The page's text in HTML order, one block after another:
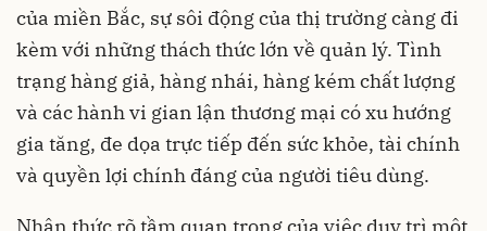
của miền Bắc, sự sôi động của thị trường càng đi
kèm với những thách thức lớn về quản lý. Tình
trạng hàng giả, hàng nhái, hàng kém chất lượng
và các hành vi gian lận thương mại có xu hướng
gia tăng, đe dọa trực tiếp đến sức khỏe, tài chính
và quyền lợi chính đáng của người tiêu dùng.